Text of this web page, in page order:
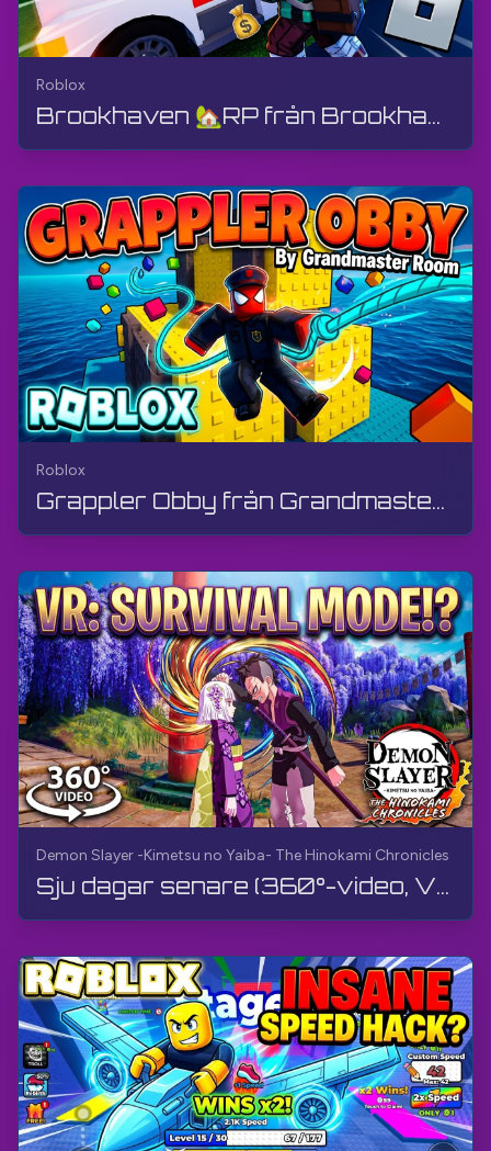
Roblox
Brookhaven 🏡RP från Brookhaven by Voldex – Kör bil med min vän | Roblox | Gameplay, Android
Roblox
Grappler Obby från Grandmaster Room | Roblox | Gameplay, utan kommentarer, Android
Demon Slayer -Kimetsu no Yaiba- The Hinokami Chronicles
Sju dagar senare (360°-video, VR) | Demon Slayer -Kimetsu no Yaiba- The Hinokami Chronicles | 4K